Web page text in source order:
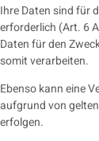
Ihre Daten sind für
erforderlich (Art. 6
Daten für den
somit verarbeiten.
Ebenso kann eine
aufgrund von
erfolgen.